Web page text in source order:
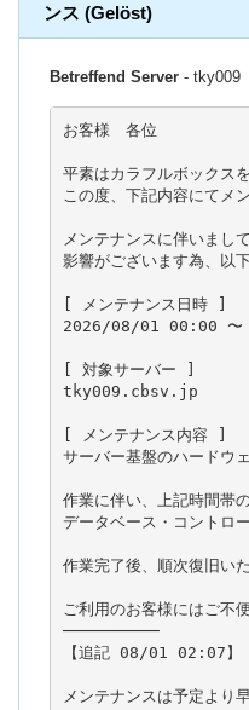
ンス (Gelöst)
Betreffend Server - tky009
お客様　各位
平素はカラフルボックス
この度、下記内容にてメ
メンテナンスに伴いまし
影響がございます為、以
[ メンテナンス日時 ]
2026/08/01 00:00 〜
[ 対象サーバー ]
tky009.cbsv.jp
[ メンテナンス内容 ]
サーバー基盤のハードウ
作業に伴い、上記時間帯
データベース・コントロ
作業完了後、順次復旧いた
ご利用のお客様にはご不
──────────
【追記 08/01 02:07】
メンテナンスは予定より